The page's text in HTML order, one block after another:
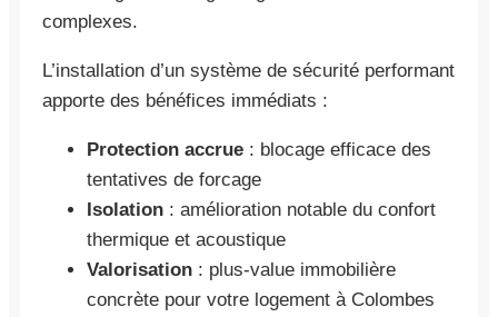
complexes.
L’installation d’un système de sécurité performant
apporte des bénéfices immédiats :
Protection accrue : blocage efficace des
tentatives de forcage
Isolation : amélioration notable du confort
thermique et acoustique
Valorisation : plus-value immobilière
concrète pour votre logement à Colombes